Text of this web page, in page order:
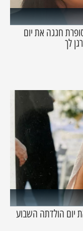
חגגה את יום
לך
הולדתה השבוע